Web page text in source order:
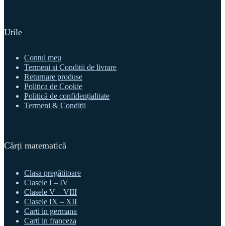
Utile
Contul meu
Termeni si Conditii de livrare
Returnare produse
Politica de Cookie
Politică de confidențialitate
Termeni & Condiții
Cărți matematică
Clasa pregătitoare
Clasele I – IV
Clasele V – VIII
Clasele IX – XII
Carti in germana
Carti in franceza